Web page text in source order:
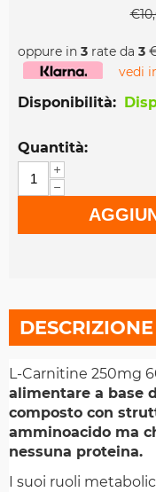
€
oppure in 3 rate da 3
vedi
Disponibilità:
Quantità:
+
−
DESCRIZIONE
L-Carnitine 250mg
alimentare a base
composto con
amminoacido ma
nessuna proteina.
I suoi ruoli